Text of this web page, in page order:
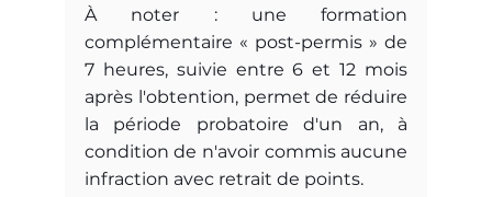
À noter : une formation
complémentaire « post-permis » de
7 heures, suivie entre 6 et 12 mois
après l'obtention, permet de réduire
la période probatoire d'un an, à
condition de n'avoir commis aucune
infraction avec retrait de points.